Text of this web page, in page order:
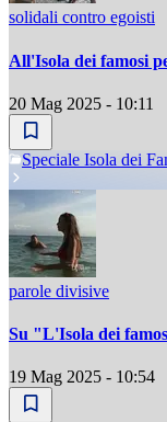
solidali contro egoisti
All'Isola dei famosi
20 Mag 2025 - 10:11
Speciale Isola dei
parole divisive
Su "L'Isola dei
19 Mag 2025 - 10:54